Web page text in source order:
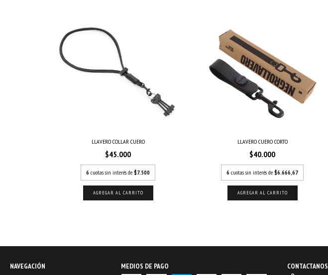
LLAVERO COLLAR CUERO
$45.000
6 cuotas sin interés de $7.500
LLAVERO CUERO CORTO
$40.000
6 cuotas sin interés de $6.666,67
NAVEGACIÓN
MEDIOS DE PAGO
CONTACTANOS